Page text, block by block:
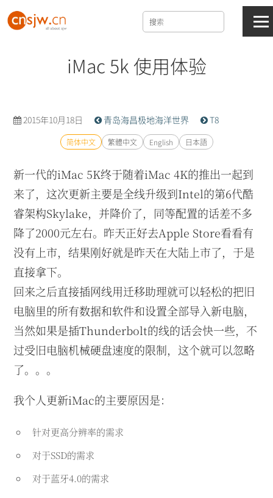
iMac 5k 使用体验
2015年10月18日 青岛海昌极地海洋世界 T8
简体中文 繁體中文 English 日本語
新一代的iMac 5K终于随着iMac 4K的推出一起到
来了，这次更新主要是全线升级到Intel的第6代酷
睿架构Skylake，并降价了，同等配置的话差不多
降了2000元左右。昨天正好去Apple Store看看有
没有上市，结果刚好就是昨天在大陆上市了，于是
直接拿下。
回来之后直接插网线用迁移助理就可以轻松的把旧
电脑里的所有数据和软件和设置全部导入新电脑，
当然如果是插Thunderbolt的线的话会快一些，不
过受旧电脑机械硬盘速度的限制，这个就可以忽略
了。。。
我个人更新iMac的主要原因是：
针对更高分辨率的需求
对于SSD的需求
对于蓝牙4.0的需求